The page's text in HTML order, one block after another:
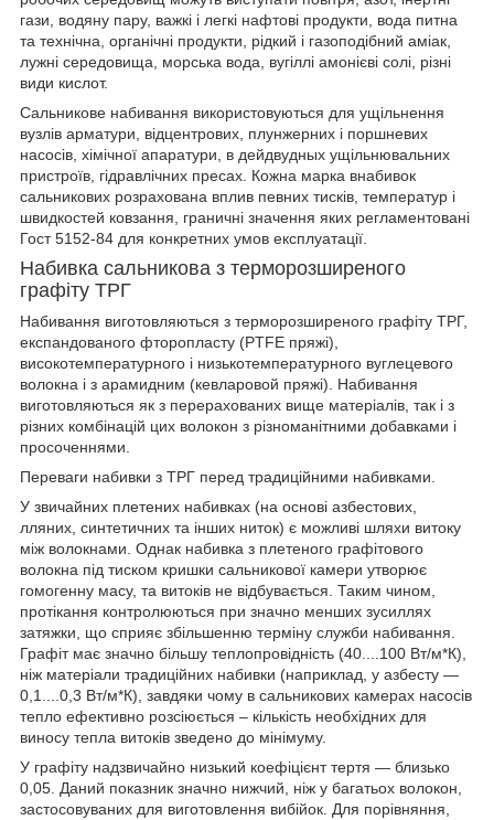
гази, водяну пару, важкі і легкі нафтові продукти, вода питна
та технічна, органічні продукти, рідкий і газоподібний аміак,
лужні середовища, морська вода, вугіллі амонієві солі, різні
види кислот.
Сальникове набивання використовуються для ущільнення
вузлів арматури, відцентрових, плунжерних і поршневих
насосів, хімічної апаратури, в дейдвудных ущільнювальних
пристроїв, гідравлічних пресах. Кожна марка внабивок
сальникових розрахована вплив певних тисків, температур і
швидкостей ковзання, граничні значення яких регламентовані
Гост 5152-84 для конкретних умов експлуатації.
Набивка сальникова з терморозширеного
графіту ТРГ
Набивання виготовляються з терморозширеного графіту ТРГ,
експандованого фторопласту (PTFE пряжі),
високотемпературного і низькотемпературного вуглецевого
волокна і з арамидним (кевларовой пряжі). Набивання
виготовляються як з перерахованих вище матеріалів, так і з
різних комбінацій цих волокон з різноманітними добавками і
просоченнями.
Переваги набивки з ТРГ перед традиційними набивками.
У звичайних плетених набивках (на основі азбестових,
лляних, синтетичних та інших ниток) є можливі шляхи витоку
між волокнами. Однак набивка з плетеного графітового
волокна під тиском кришки сальникової камери утворює
гомогенну масу, та витоків не відбувається. Таким чином,
протікання контролюються при значно менших зусиллях
затяжки, що сприяє збільшенню терміну служби набивання.
Графіт має значно більшу теплопровідність (40....100 Вт/м*К),
ніж матеріали традиційних набивки (наприклад, у азбесту —
0,1....0,3 Вт/м*К), завдяки чому в сальникових камерах насосів
тепло ефективно розсіюється – кількість необхідних для
виносу тепла витоків зведено до мінімуму.
У графіту надзвичайно низький коефіцієнт тертя — близько
0,05. Даний показник значно нижчий, ніж у багатьох волокон,
застосовуваних для виготовлення вибійок. Для порівняння,